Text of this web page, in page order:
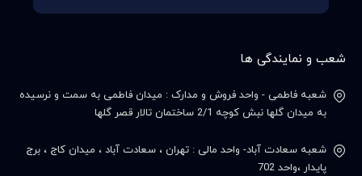
شعب و نمایندگی ها
شعبه فاطمی - واحد فروش و مدارک : میدان فاطمی به سمت و نرسیده
به میدان گلها نبش کوچه 2/1 ساختمان تالار قصر گلها
شعبه سعادت آباد- واحد مالی : تهران ، سعادت آباد ، میدان کاج ، برج
پایدار ،واحد 702